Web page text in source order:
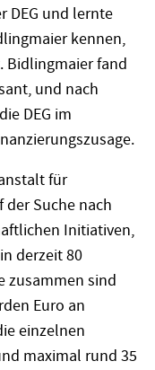
DEG und lernte
kennen,
Bidlingmaier fand
und nach
DEG im
für
der Suche nach
Initiativen,
derzeit 80
zusammen sind
Euro an
einzelnen
maximal rund 35